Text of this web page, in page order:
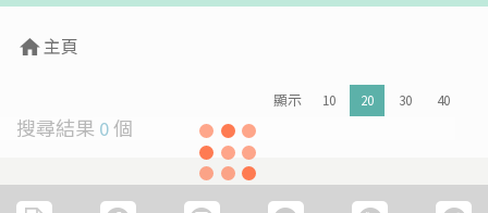
上架時間
價格
[22/04] [重要通知] 關於防範網絡惡意攻擊之重要安全聲明
[31/03] 31/3/2026周年盤點暫停營業
[27/03] 星際復活大冒險! 年度盤點清貨 & Mario Galaxy 復活祭
主頁
顯示 10 20 30 40
搜尋結果 0個